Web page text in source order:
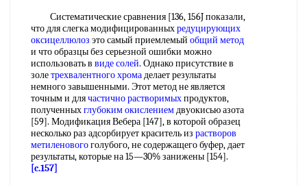
Систематические сравнения [136, 156J показали,
что для слегка модифицированныхредуцирующих
оксицеллюлоз это самый приемлемый общий метод
и что образцы без серьезной ошибки можно
использовать в виде солей. Однако присутствие в
золетрехвалентного хромаделает результаты
немного завышенными. Этот метод не является
точным и длячастично растворимыхпродуктов,
полученныхглубоким окислениемдвуокисью азота
[59]. Модификация Вебера [147], в которой образец
несколько раз адсорбирует краситель из растворов
метиленовогоголубого, не содержащего буфер, дает
результаты, которые на 15—30% занижены [154].
[c.157]